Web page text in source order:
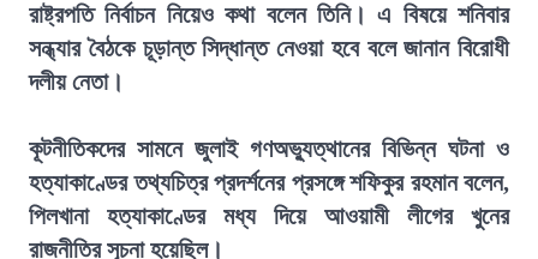
রাষ্ট্রপতি নির্বাচন নিয়েও কথা বলেন তিনি। এ বিষয়ে শনিবার
সন্ধ্যার বৈঠকে চূড়ান্ত সিদ্ধান্ত নেওয়া হবে বলে জানান বিরোধী
দলীয় নেতা।
কূটনীতিকদের সামনে জুলাই গণঅভ্যুত্থানের বিভিন্ন ঘটনা ও
হত্যাকাণ্ডের তথ্যচিত্র প্রদর্শনের প্রসঙ্গে শফিকুর রহমান বলেন,
পিলখানা হত্যাকাণ্ডের মধ্য দিয়ে আওয়ামী লীগের খুনের
রাজনীতির সূচনা হয়েছিল।